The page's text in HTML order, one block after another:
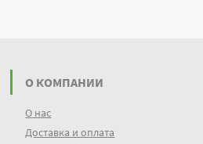
О КОМПАНИИ
О нас
Доставка и оплата